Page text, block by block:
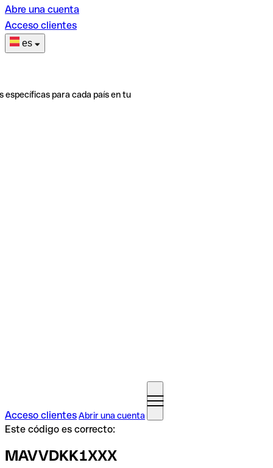
Abre una cuenta
Acceso clientes
es
específicas para cada país en tu
Acceso clientesAbrir una cuenta
Este código es correcto:
MAVVDKK1XXX